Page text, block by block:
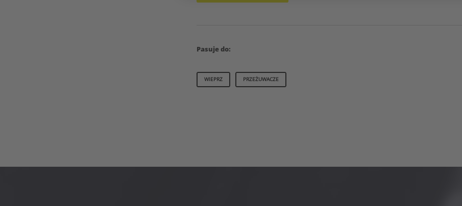
Pasuje do:
WIEPRZ PRZEŻUWACZE